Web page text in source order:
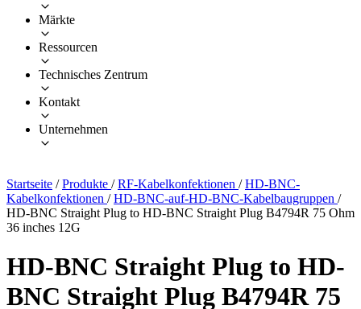
Märkte
Ressourcen
Technisches Zentrum
Kontakt
Unternehmen
Startseite / Produkte / RF-Kabelkonfektionen / HD-BNC-
Kabelkonfektionen / HD-BNC-auf-HD-BNC-Kabelbaugruppen /
HD-BNC Straight Plug to HD-BNC Straight Plug B4794R 75 Ohm
36 inches 12G
HD-BNC Straight Plug to HD-
BNC Straight Plug B4794R 75